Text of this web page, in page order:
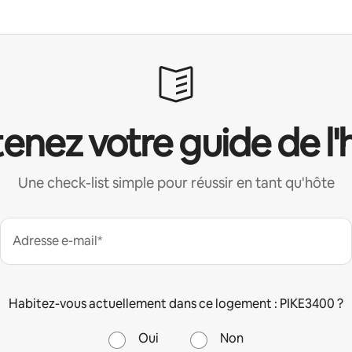
votre guide de
Une check-list simple pour réussir en tant qu'hôte
Adresse e-mail*
Habitez-vous actuellement dans ce logement : PIKE3400 ?
Oui Non